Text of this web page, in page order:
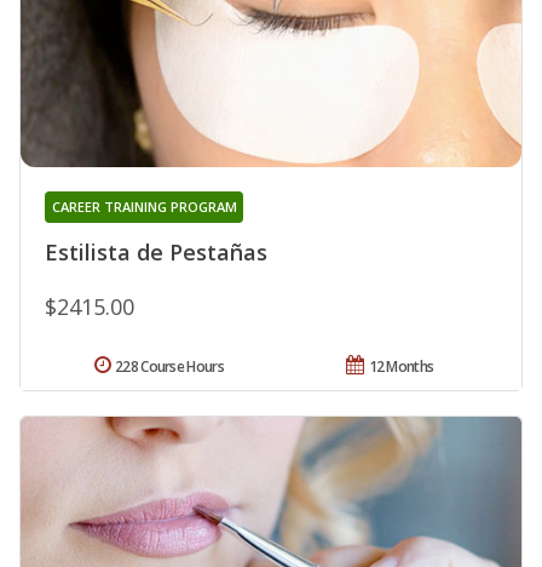
Estilista de Pestañas
CAREER TRAINING PROGRAM
$2415.00
12 Months
228 Course Hours